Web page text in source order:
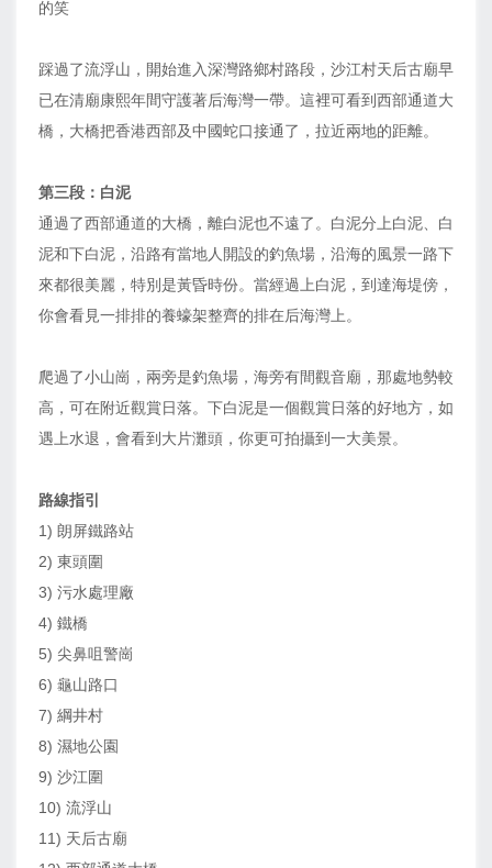
的笑
踩過了流浮山，開始進入深灣路鄉村路段，沙江村天后古廟早
已在清廟康熙年間守護著后海灣一帶。這裡可看到西部通道大
橋，大橋把香港西部及中國蛇口接通了，拉近兩地的距離。
第三段：白泥
通過了西部通道的大橋，離白泥也不遠了。白泥分上白泥、白
泥和下白泥，沿路有當地人開設的釣魚場，沿海的風景一路下
來都很美麗，特別是黃昏時份。當經過上白泥，到達海堤傍，
你會看見一排排的養蠔架整齊的排在后海灣上。
爬過了小山崗，兩旁是釣魚場，海旁有間觀音廟，那處地勢較
高，可在附近觀賞日落。下白泥是一個觀賞日落的好地方，如
遇上水退，會看到大片灘頭，你更可拍攝到一大美景。
路線指引
1) 朗屏鐵路站
2) 東頭圍
3) 污水處理廠
4) 鐵橋
5) 尖鼻咀警崗
6) 龜山路口
7) 綱井村
8) 濕地公園
9) 沙江圍
10) 流浮山
11) 天后古廟